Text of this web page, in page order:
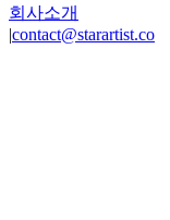
회사소개
|contact@starartist.co